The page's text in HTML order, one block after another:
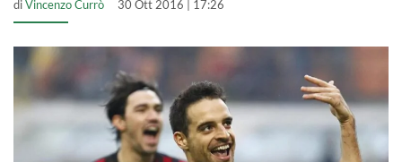
diVincenzo Currò 30 Ott 2016 | 17:26